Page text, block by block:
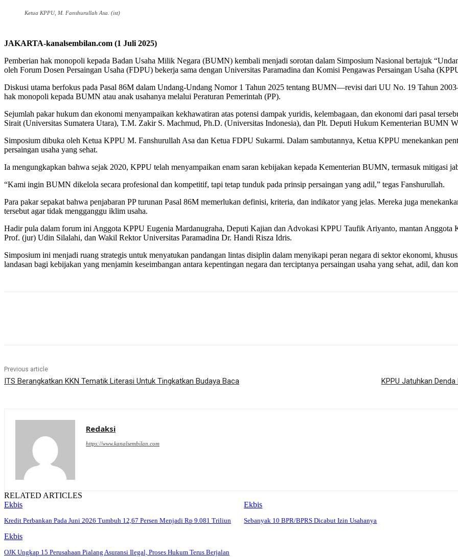
Ketua KPPU, M. Fanshurullah Asa. (ist)
JAKARTA-kanalsembilan.com (1 Juli 2025)
Pemberian hak monopoli kepada Badan Usaha Milik Negara (BUMN) kembali menjadi sorotan dalam Simposium Nasional bertajuk
oleh Forum Dosen Persaingan Usaha (FDPU) bekerja sama dengan Universitas Paramadina dan Komisi Pengawas Persaingan Usaha
Diskusi utama berfokus pada Pasal 86M dalam Undang-Undang Nomor 1 Tahun 2025 tentang BUMN—revisi dari UU No. 19 Tahun
hak monopoli kepada BUMN atau anak usahanya melalui Peraturan Pemerintah (PP).
Sejumlah pakar hukum dan ekonomi menyampaikan kekhawatiran atas potensi dampak yuridis, kelembagaan, dan ekonomi dari pasal
Sirait (Universitas Sumatera Utara), T.M. Zakir S. Machmud, Ph.D. (Universitas Indonesia), dan Plt. Deputi Hukum Kementerian BUMN
Simposium dibuka oleh Ketua KPPU M. Fanshurullah Asa dan Ketua FDPU Sukarmi. Dalam sambutannya, Ketua KPPU menekankan
persaingan usaha yang sehat.
Ia mengungkapkan bahwa sejak 2020, KPPU telah menyampaikan enam saran kebijakan kepada Kementerian BUMN, termasuk mitigasi
“Kami ingin BUMN dikelola secara profesional dan kompetitif, tapi tetap tunduk pada prinsip persaingan yang adil,” tegas Fanshurullah.
Para pakar sepakat bahwa penjabaran PP turunan Pasal 86M memerlukan definisi, kriteria, dan indikator yang jelas. Mereka juga
tersebut agar tidak mengganggu iklim usaha.
Hadir pula dalam forum ini Anggota KPPU Eugenia Mardanugraha, Deputi Kajian dan Advokasi KPPU Taufik Ariyanto, mantan Anggota
Prof. (jur) Udin Silalahi, dan Wakil Rektor Universitas Paramadina Dr. Handi Risza Idris.
Simposium ini menjadi ruang strategis untuk menyatukan pandangan lintas disiplin dalam menyikapi peran negara di sektor ekonomi,
landasan bagi kebijakan yang menjamin keseimbangan antara kepentingan negara dan terciptanya persaingan usaha yang sehat, adil, dan
Previous article
ITS Berangkatkan KKN Tematik Literasi Untuk Tingkatkan Budaya Baca KPPU Jatuhkan
Redaksi
https://www.kanalsembilan.com
RELATED ARTICLES
Ekbis
Kredit Perbankan Pada Juni 2026 Tumbuh 12,67 Persen Menjadi Rp 9.081 Triliun
Ekbis
Sebanyak 10 BPR/BPRS Dicabut Izin Usahanya
Ekbis
OJK Ungkap 15 Perusahaan Pialang Asuransi Ilegal, Proses Hukum Terus Berjalan